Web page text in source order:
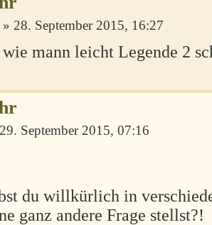
» 28. September 2015, 16:27
mann leicht Legende 2
September 2015, 07:16
du willkürlich in
ganz andere Frage stellst?!